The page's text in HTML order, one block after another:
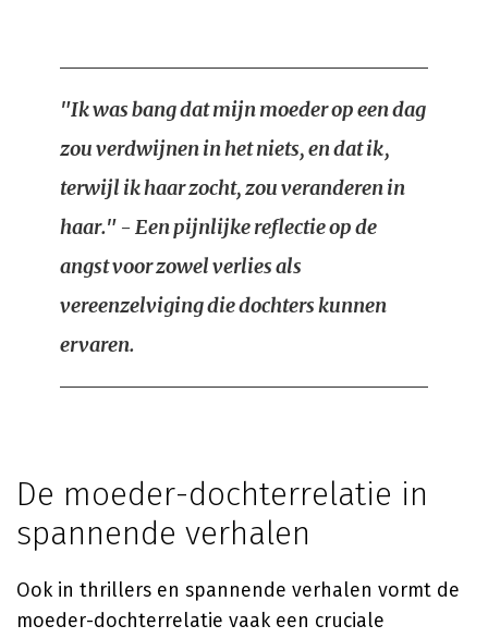
"Ik was bang dat mijn moeder op een dag
zou verdwijnen in het niets, en dat ik,
terwijl ik haar zocht, zou veranderen in
haar." - Een pijnlijke reflectie op de
angst voor zowel verlies als
vereenzelviging die dochters kunnen
ervaren.
De moeder-dochterrelatie in
spannende verhalen
Ook in thrillers en spannende verhalen vormt de
moeder-dochterrelatie vaak een cruciale